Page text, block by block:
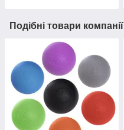
Подібні товари компанії